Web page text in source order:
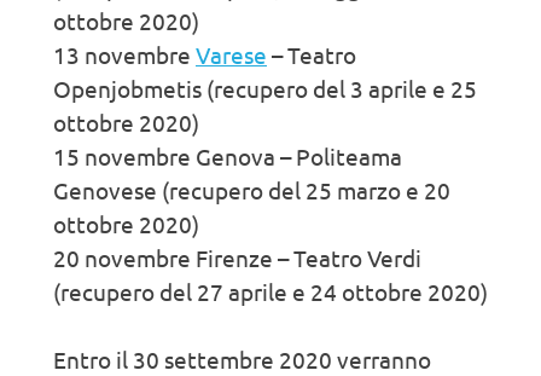
ottobre 2020)
13 novembre Varese – Teatro
Openjobmetis (recupero del 3 aprile e 25
ottobre 2020)
15 novembre Genova – Politeama
Genovese (recupero del 25 marzo e 20
ottobre 2020)
20 novembre Firenze – Teatro Verdi
(recupero del 27 aprile e 24 ottobre 2020)
Entro il 30 settembre 2020 verranno